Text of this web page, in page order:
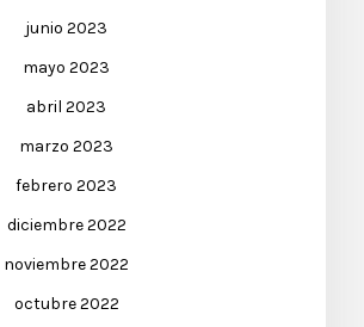
junio 2023
mayo 2023
abril 2023
marzo 2023
febrero 2023
diciembre 2022
noviembre 2022
octubre 2022